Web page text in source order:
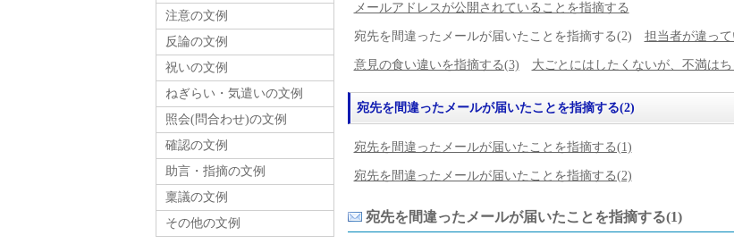
メールアドレスが公開されていることを指摘する
宛先を間違ったメールが届いたことを指摘する(2) 担当者が違っ
意見の食い違いを指摘する(3) 大ごとにはしたくないが、不満は
宛先を間違ったメールが届いたことを指摘する(2)
宛先を間違ったメールが届いたことを指摘する(1)
宛先を間違ったメールが届いたことを指摘する(2)
宛先を間違ったメールが届いたことを指摘する(1)
注意の文例
反論の文例
祝いの文例
ねぎらい・気遣いの文例
照会(問合わせ)の文例
確認の文例
助言・指摘の文例
稟議の文例
その他の文例